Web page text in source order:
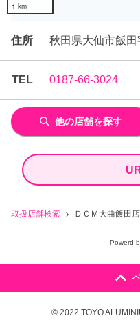
取扱店舗検索 ＤＣＭ大曲飯田店
住所 秋田県大仙市飯田
TEL 0187-66-3024
他の店舗を探す
1 km
Powerd
© 2022 TOYO